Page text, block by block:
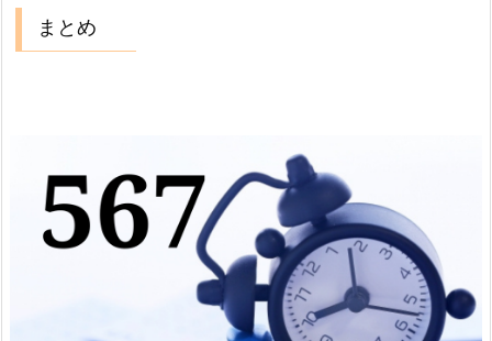
まとめ